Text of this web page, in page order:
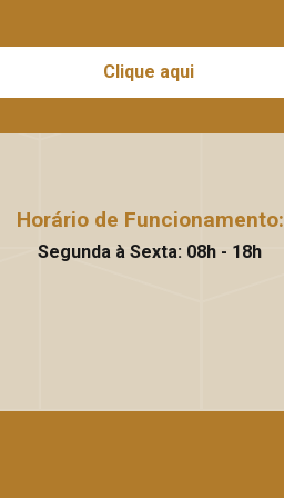
Clique aqui
Horário de Funcionamento:
Segunda à Sexta: 08h - 18h